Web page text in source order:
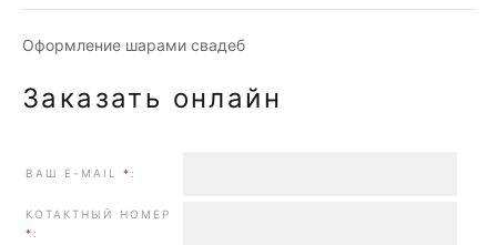
Оформление шарами свадеб
Заказать онлайн
ВАШ E-MAIL * :
КОТАКТНЫЙ НОМЕР
* :